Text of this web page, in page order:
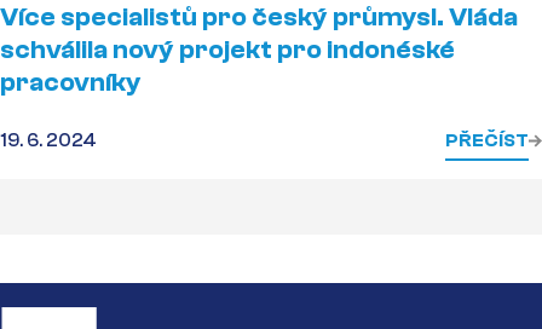
Více specialistů pro český průmysl. Vláda
schválila nový projekt pro indonéské
pracovníky
19. 6. 2024 PŘEČÍST